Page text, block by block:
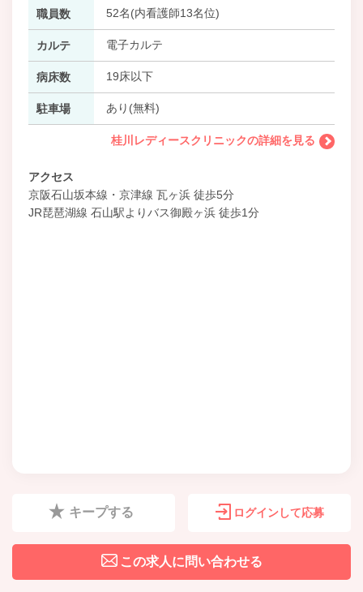
職員数 52名(内看護師13名位)
カルテ 電子カルテ
病床数 19床以下
駐車場 あり(無料)
桂川レディースクリニックの詳細を見る
アクセス
京阪石山坂本線・京津線 瓦ヶ浜 徒歩5分
JR琵琶湖線 石山駅よりバス御殿ヶ浜 徒歩1分
キープする ログインして応募
この求人に問い合わせる